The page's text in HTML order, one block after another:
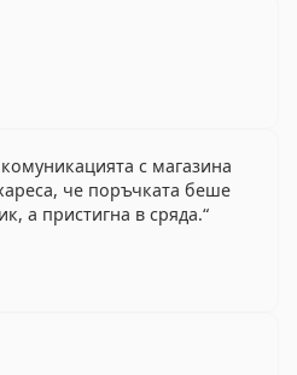
с магазина
че поръчката беше
а пристигна в сряда.